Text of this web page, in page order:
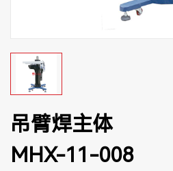
吊臂焊主体
MHX-11-008